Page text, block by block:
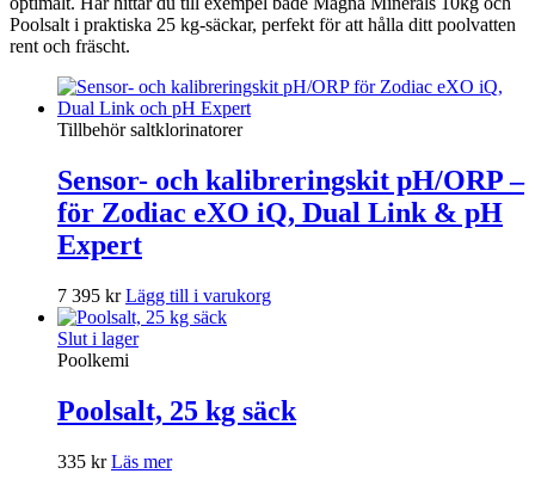
Poolsalt i praktiska 25 kg-säckar, perfekt för att hålla ditt poolvatten
rent och fräscht.
Tillbehör saltklorinatorer
Sensor- och kalibreringskit pH/ORP –
för Zodiac eXO iQ, Dual Link & pH
Expert
7 395 kr Lägg till i varukorg
Slut i lager
Poolkemi
Poolsalt, 25 kg säck
335 kr Läs mer